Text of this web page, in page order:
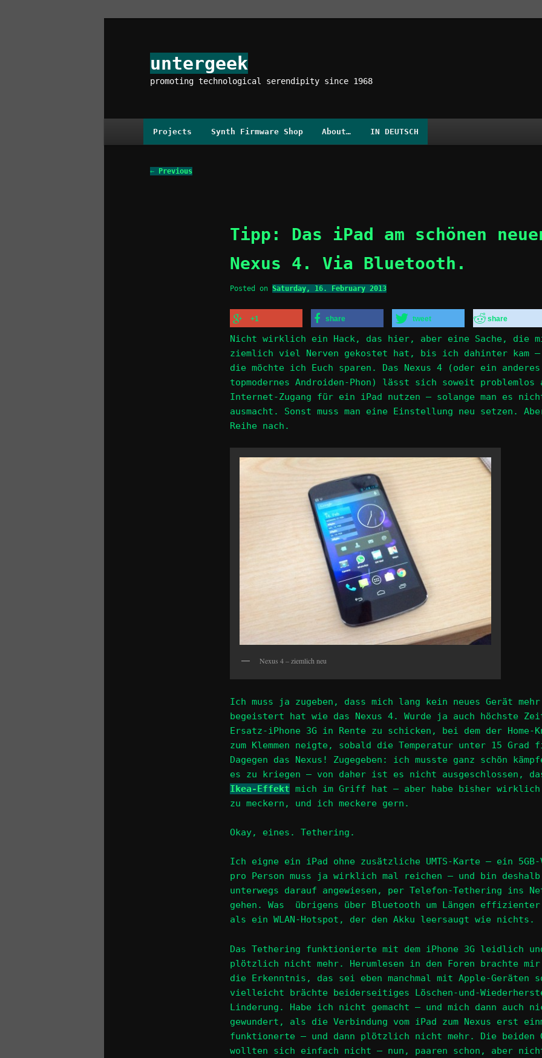
untergeek
promoting technological serendipity since 1968
Projects Synth Firmware Shop About… IN DEUTSCH
Post
← Previous
Tipp: Das iPad am schönen
Nexus 4. Via Bluetooth.
Posted on Saturday, 16. February 2013
+1 share tweet share
Nicht wirklich ein Hack, das hier, aber eine Sache, die
ziemlich viel Nerven gekostet hat, bis ich dahinter kam –
die möchte ich Euch sparen. Das Nexus 4 (oder ein anderes
topmodernes Androiden-Phon) lässt sich soweit problemlos
Internet-Zugang für ein iPad nutzen – solange man es
ausmacht. Sonst muss man eine Einstellung neu setzen.
Reihe nach.
Nexus 4 – ziemlich neu
Ich muss ja zugeben, dass mich lang kein neues Gerät
begeistert hat wie das Nexus 4. Wurde ja auch höchste
Ersatz-iPhone 3G in Rente zu schicken, bei dem der Home-
zum Klemmen neigte, sobald die Temperatur unter 15 Grad
Dagegen das Nexus! Zugegeben: ich musste ganz schön
es zu kriegen – von daher ist es nicht ausgeschlossen,
Ikea-Effekt mich im Griff hat – aber habe bisher
zu meckern, und ich meckere gern.
Okay, eines. Tethering.
Ich eigne ein iPad ohne zusätzliche UMTS-Karte – ein
pro Person muss ja wirklich mal reichen – und bin deshalb
unterwegs darauf angewiesen, per Telefon-Tethering ins
gehen. Was übrigens über Bluetooth um Längen
als ein WLAN-Hotspot, der den Akku leersaugt wie nichts.
Das Tethering funktionierte mit dem iPhone 3G leidlich
plötzlich nicht mehr. Herumlesen in den Foren brachte
die Erkenntnis, das sei eben manchmal mit Apple-Geräten
vielleicht brächte beiderseitiges Löschen-und-
Linderung. Habe ich nicht gemacht – und mich dann auch
gewundert, als die Verbindung vom iPad zum Nexus erst
funktionerte – und dann plötzlich nicht mehr. Die beiden
wollten sich einfach nicht – nun, paaren schon, aber